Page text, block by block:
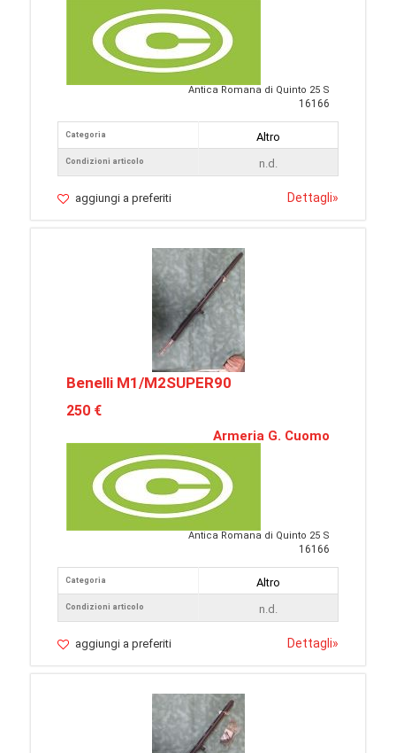
Antica Romana di Quinto 25 S
16166
Categoria
Condizioni articolo
Altro
n.d.
aggiungi a preferiti Dettagli»
Benelli M1/M2SUPER90
250 €
Armeria G. Cuomo
Antica Romana di Quinto 25 S
16166
Categoria
Condizioni articolo
Altro
n.d.
aggiungi a preferiti Dettagli»